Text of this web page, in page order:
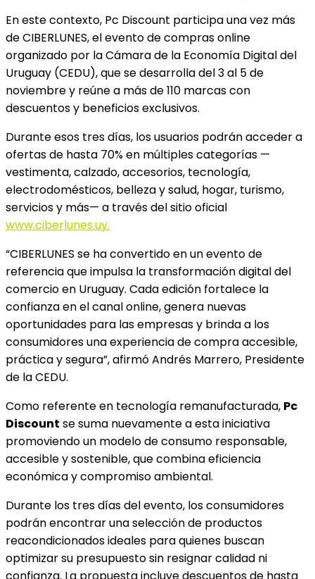
En este contexto, Pc Discount participa una vez más
de CIBERLUNES, el evento de compras online
organizado por la Cámara de la Economía Digital del
Uruguay (CEDU), que se desarrolla del 3 al 5 de
noviembre y reúne a más de 110 marcas con
descuentos y beneficios exclusivos.
Durante esos tres días, los usuarios podrán acceder a
ofertas de hasta 70% en múltiples categorías —
vestimenta, calzado, accesorios, tecnología,
electrodomésticos, belleza y salud, hogar, turismo,
servicios y más— a través del sitio oficial
www.ciberlunes.uy.
“CIBERLUNES se ha convertido en un evento de
referencia que impulsa la transformación digital del
comercio en Uruguay. Cada edición fortalece la
confianza en el canal online, genera nuevas
oportunidades para las empresas y brinda a los
consumidores una experiencia de compra accesible,
práctica y segura”, afirmó Andrés Marrero, Presidente
de la CEDU.
Como referente en tecnología remanufacturada, Pc
Discount se suma nuevamente a esta iniciativa
promoviendo un modelo de consumo responsable,
accesible y sostenible, que combina eficiencia
económica y compromiso ambiental.
Durante los tres días del evento, los consumidores
podrán encontrar una selección de productos
reacondicionados ideales para quienes buscan
optimizar su presupuesto sin resignar calidad ni
confianza. La propuesta incluye descuentos de hasta